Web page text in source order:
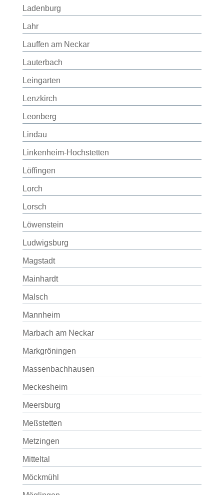
Ladenburg
Lahr
Lauffen am Neckar
Lauterbach
Leingarten
Lenzkirch
Leonberg
Lindau
Linkenheim-Hochstetten
Löffingen
Lorch
Lorsch
Löwenstein
Ludwigsburg
Magstadt
Mainhardt
Malsch
Mannheim
Marbach am Neckar
Markgröningen
Massenbachhausen
Meckesheim
Meersburg
Meßstetten
Metzingen
Mitteltal
Möckmühl